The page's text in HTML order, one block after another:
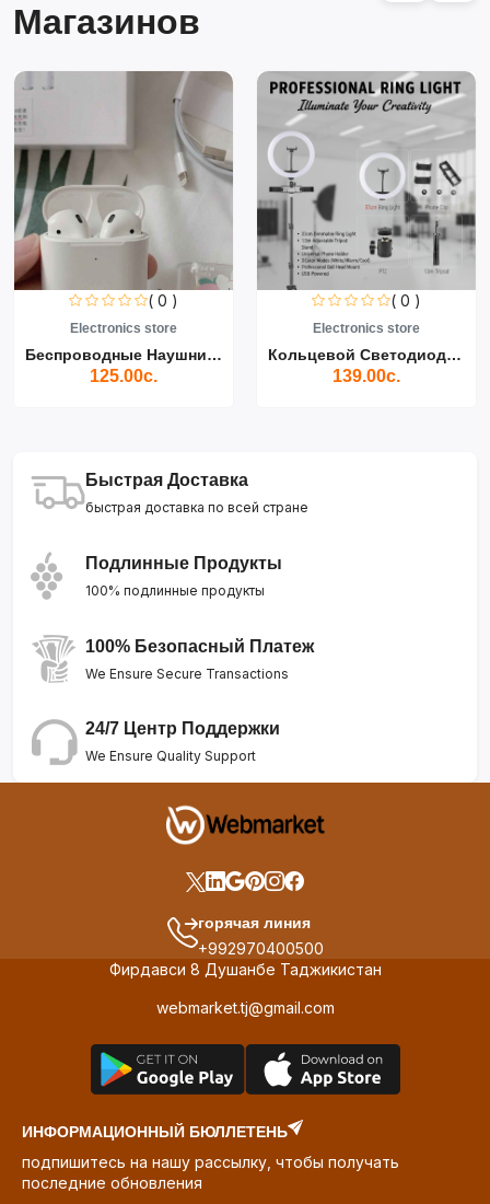
Магазинов
( 0 )
Electronics store
Беспроводные Наушники Air...
125.00с.
( 0 )
Electronics store
Кольцевой Светодиодный Св...
139.00с.
Быстрая Доставка
быстрая доставка по всей стране
Подлинные Продукты
100% подлинные продукты
100% Безопасный Платеж
We Ensure Secure Transactions
24/7 Центр Поддержки
We Ensure Quality Support
горячая линия
+992970400500
Фирдавси 8 Душанбе Таджикистан
webmarket.tj@gmail.com
ИНФОРМАЦИОННЫЙ БЮЛЛЕТЕНЬ
подпишитесь на нашу рассылку, чтобы получать
последние обновления